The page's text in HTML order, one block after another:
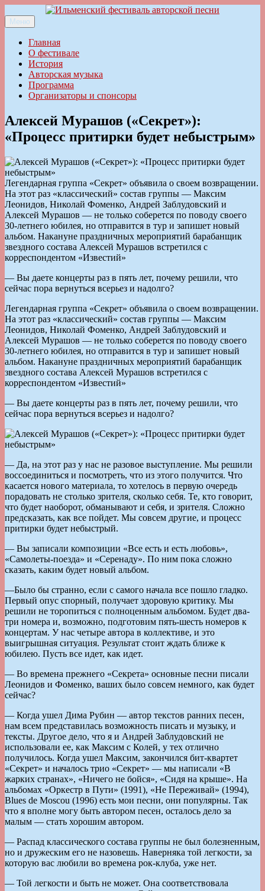
к
содержимому
Ильменский фестиваль авторской песни
Меню
Главная
О фестивале
История
Авторская музыка
Программа
Организаторы и спонсоры
Алексей Мурашов («Секрет»):
«Процесс притирки будет небыстрым»
Легендарная группа «Секрет» объявила о своем возвращении.
На этот раз «классический» состав группы — Максим
Леонидов, Николай Фоменко, Андрей Заблудовский и
Алексей Мурашов — не только соберется по поводу своего
30-летнего юбилея, но отправится в тур и запишет новый
альбом. Накануне праздничных мероприятий барабанщик
звездного состава Алексей Мурашов встретился с
корреспондентом «Известий»
— Вы даете концерты раз в пять лет, почему решили, что
сейчас пора вернуться всерьез и надолго?
Легендарная группа «Секрет» объявила о своем возвращении.
На этот раз «классический» состав группы — Максим
Леонидов, Николай Фоменко, Андрей Заблудовский и
Алексей Мурашов — не только соберется по поводу своего
30-летнего юбилея, но отправится в тур и запишет новый
альбом. Накануне праздничных мероприятий барабанщик
звездного состава Алексей Мурашов встретился с
корреспондентом «Известий»
— Вы даете концерты раз в пять лет, почему решили, что
сейчас пора вернуться всерьез и надолго?
— Да, на этот раз у нас не разовое выступление. Мы решили
воссоединиться и посмотреть, что из этого получится. Что
касается нового материала, то хотелось в первую очередь
порадовать не столько зрителя, сколько себя. Те, кто говорит,
что будет наоборот, обманывают и себя, и зрителя. Сложно
предсказать, как все пойдет. Мы совсем другие, и процесс
притирки будет небыстрый.
— Вы записали композиции «Все есть и есть любовь»,
«Самолеты-поезда» и «Серенаду». По ним пока сложно
сказать, каким будет новый альбом.
—Было бы странно, если с самого начала все пошло гладко.
Первый опус спорный, получает здоровую критику. Мы
решили не торопиться с полноценным альбомом. Будет два-
три номера и, возможно, подготовим пять-шесть номеров к
концертам. У нас четыре автора в коллективе, и это
выигрышная ситуация. Результат стоит ждать ближе к
юбилею. Пусть все идет, как идет.
— Во времена прежнего «Секрета» основные песни писали
Леонидов и Фоменко, ваших было совсем немного, как будет
сейчас?
— Когда ушел Дима Рубин — автор текстов ранних песен,
нам всем представилась возможность писать и музыку, и
тексты. Другое дело, что я и Андрей Заблудовский не
использовали ее, как Максим с Колей, у тех отлично
получилось. Когда ушел Максим, закончился бит-квартет
«Секрет» и началось трио «Секрет» — мы написали «В
жарких странах», «Ничего не бойся», «Сидя на крыше». На
альбомах «Оркестр в Пути» (1991), «Не Переживай» (1994),
Blues de Moscou (1996) есть мои песни, они популярны. Так
что я вполне могу быть автором песен, осталось дело за
малым — стать хорошим автором.
— Распад классического состава группы не был болезненным,
но и дружеским его не назовешь. Наверняка той легкости, за
которую вас любили во времена рок-клуба, уже нет.
— Той легкости и быть не может. Она соответствовала